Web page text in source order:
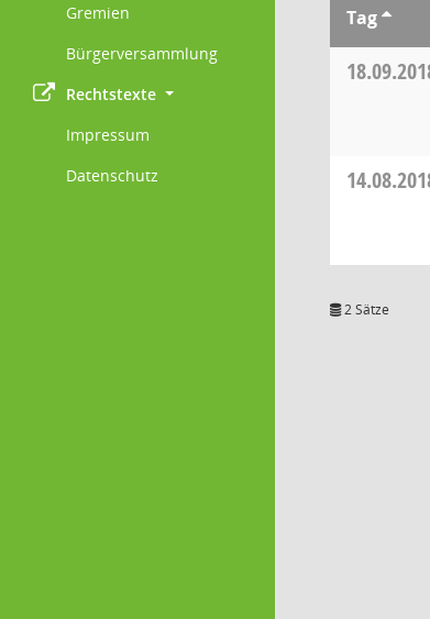
Gremien
Bürgerversammlung
Rechtstexte
Impressum
Datenschutz
Tag
2 Sätze